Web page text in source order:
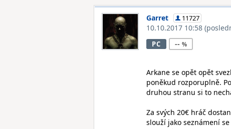
Garret 11727
10.10.2017 10:58
PC --
Arkane se opět opět
poněkud rozporuplně.
druhou stranu si to
Za svých 20€ hráč
slouží jako seznámení